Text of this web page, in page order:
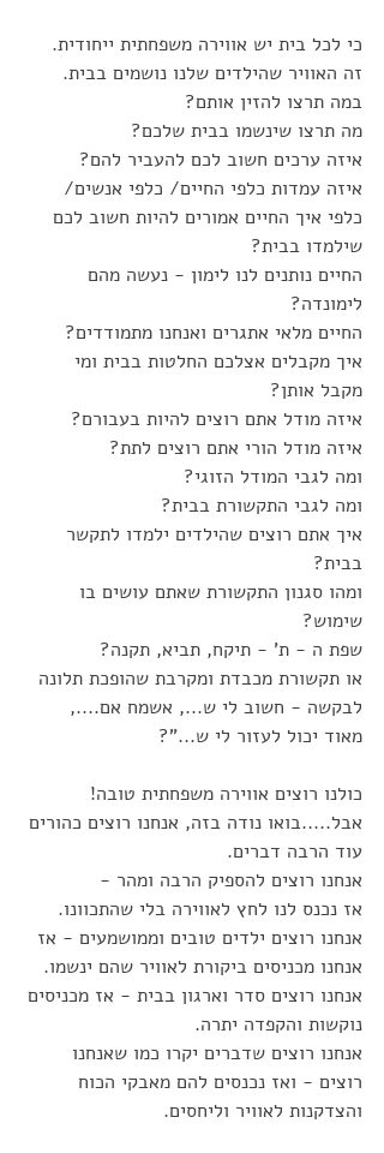
כי לכל בית יש אווירה משפחתית ייחודית.
זה האוויר שהילדים שלנו נושמים בבית.
במה תרצו להזין אותם?
מה תרצו שינשמו בבית שלכם?
איזה ערכים חשוב לכם להעביר להם?
איזה עמדות כלפי החיים/ כלפי אנשים/
כלפי איך החיים אמורים להיות חשוב לכם
שילמדו בבית?
החיים נותנים לנו לימון - נעשה מהם
לימונדה?
החיים מלאי אתגרים ואנחנו מתמודדים?
איך מקבלים אצלכם החלטות בבית ומי
מקבל אותן?
איזה מודל אתם רוצים להיות בעבורם?
איזה מודל הורי אתם רוצים לתת?
ומה לגבי המודל הזוגי?
ומה לגבי התקשורת בבית?
איך אתם רוצים שהילדים ילמדו לתקשר
בבית?
ומהו סגנון התקשורת שאתם עושים בו
שימוש?
שפת ה - ת' - תיקח, תביא, תקנה?
או תקשורת מכבדת ומקרבת שהופכת תלונה
לבקשה - חשוב לי ש..., אשמח אם....,
מאוד יכול לעזור לי ש..."?
כולנו רוצים אווירה משפחתית טובה!
אבל.....בואו נודה בזה, אנחנו רוצים כהורים
עוד הרבה דברים.
אנחנו רוצים להספיק הרבה ומהר -
אז נכנס לנו לחץ לאווירה בלי שהתכוונו.
אנחנו רוצים ילדים טובים וממושמעים - אז
אנחנו מכניסים ביקורת לאוויר שהם ינשמו.
אנחנו רוצים סדר וארגון בבית - אז מכניסים
נוקשות והקפדה יתרה.
אנחנו רוצים שדברים יקרו כמו שאנחנו
רוצים - ואז נכנסים להם מאבקי הכוח
והצדקנות לאוויר וליחסים.